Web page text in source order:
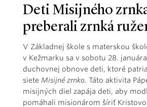
Deti Misijného
preberali zrnká
V Základnej škole s materskou
v Kežmarku sa v sobotu 28.
duchovnej obnove deti, ktoré
siete Misijné zrnko. Táto aktivita
misijných diel zapája deti, aby
pomáhali misionárom šíriť